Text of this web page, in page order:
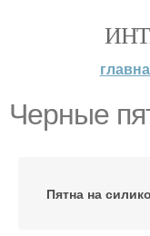
Черные
Пятна на